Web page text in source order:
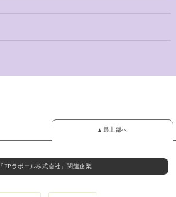
▲最上部へ
『FPラポール株式会社』関連企業